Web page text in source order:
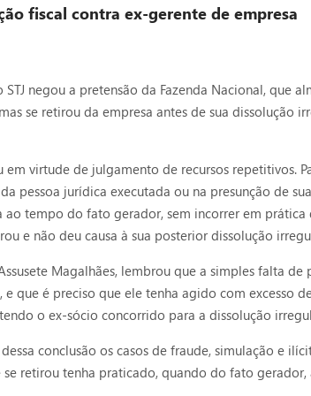
fiscal contra ex-gerente de empresa
STJ negou a pretensão da Fazenda Nacional,
se retirou da empresa antes de sua dissolução
em virtude de julgamento de recursos repetitivos.
pessoa jurídica executada ou na presunção de
ao tempo do fato gerador, sem incorrer em
e não deu causa à sua posterior dissolução
Magalhães, lembrou que a simples falta
e que é preciso que ele tenha agido com excesso
o ex-sócio concorrido para a dissolução
conclusão os casos de fraude, simulação e
retirou tenha praticado, quando do fato